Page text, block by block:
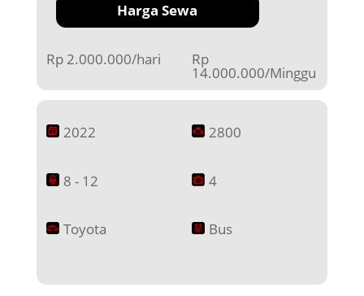
Harga Sewa
Rp 2.000.000/hari Rp
14.000.000/Minggu
2022 2800
8 - 12 4
Toyota Bus